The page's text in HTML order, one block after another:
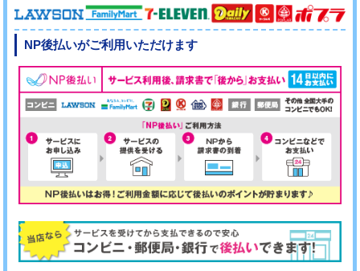
NP後払いがご利用いただけます